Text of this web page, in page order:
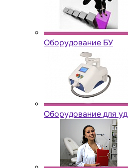
Оборудование БУ
Оборудование для